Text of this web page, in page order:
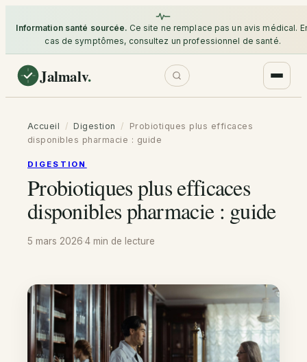
Information santé sourcée. Ce site ne remplace pas un avis médical.
cas de symptômes, consultez un professionnel de santé.
Jalmalv.
Accueil / Digestion /
Probiotiques plus efficaces
disponibles pharmacie : guide
DIGESTION
Probiotiques plus efficaces
disponibles pharmacie : guide
5 mars 2026·4 min de lecture